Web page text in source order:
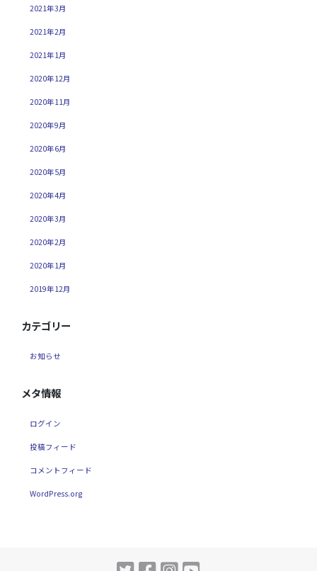
2021年3月
2021年2月
2021年1月
2020年12月
2020年11月
2020年9月
2020年6月
2020年5月
2020年4月
2020年3月
2020年2月
2020年1月
2019年12月
カテゴリー
お知らせ
メタ情報
ログイン
投稿フィード
コメントフィード
WordPress.org